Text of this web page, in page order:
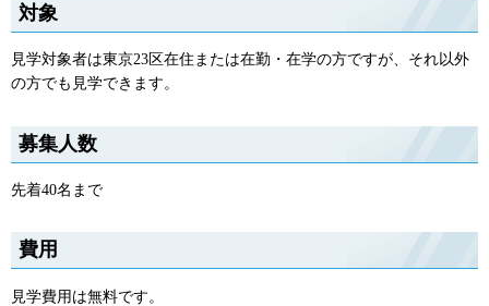
対象
見学対象者は東京23区在住または在勤・在学の方ですが、それ以外
の方でも見学できます。
募集人数
先着40名まで
費用
見学費用は無料です。